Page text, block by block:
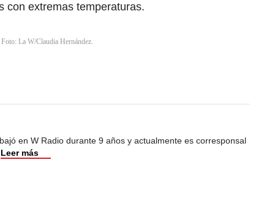
con extremas temperaturas.
La W/Claudia Hernández.
en W Radio durante 9 años y actualmente es corresponsal
Leer más